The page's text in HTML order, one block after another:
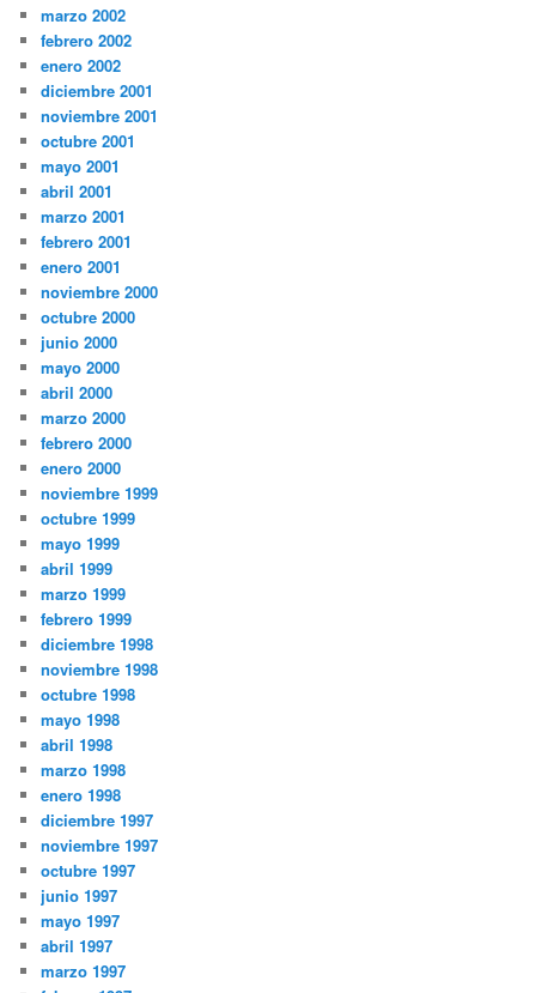
marzo 2002
febrero 2002
enero 2002
diciembre 2001
noviembre 2001
octubre 2001
mayo 2001
abril 2001
marzo 2001
febrero 2001
enero 2001
noviembre 2000
octubre 2000
junio 2000
mayo 2000
abril 2000
marzo 2000
febrero 2000
enero 2000
noviembre 1999
octubre 1999
mayo 1999
abril 1999
marzo 1999
febrero 1999
diciembre 1998
noviembre 1998
octubre 1998
mayo 1998
abril 1998
marzo 1998
enero 1998
diciembre 1997
noviembre 1997
octubre 1997
junio 1997
mayo 1997
abril 1997
marzo 1997